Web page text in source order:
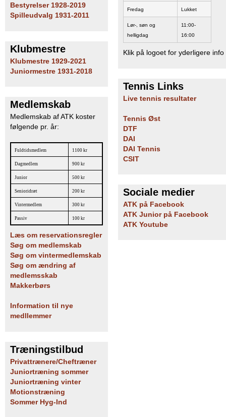
Bestyrelser 1928-2019
Spilleudvalg 1931-2011
Klubmestre
Klubmestre 1929-2021
Juniormestre 1931-2018
Medlemskab
Medlemskab af ATK koster
følgende pr. år:
Fuldtidsmedlem 1100 kr
Dagmedlem 900 kr
Junior 500 kr
Senioridræt 200 kr
Vintermedlem 300 kr
Passiv 100 kr
Læs om reservationsregler
Søg om medlemskab
Søg om vintermedlemskab
Søg om ændring af
medlemsskab
Makkerbørs
Information til nye
medllemmer
Træningstilbud
Privattrænere/Cheftræner
Juniortræning sommer
Juniortræning vinter
Motionstræning
Sommer Hyg-Ind
Fredag Lukket
Lør-, søn og
helligdag
11:00-
16:00
Klik på logoet for yderligere info
Tennis Links
Live tennis resultater
Tennis Øst
DTF
DAI
DAI Tennis
CSIT
Sociale medier
ATK på Facebook
ATK Junior på Facebook
ATK Youtube